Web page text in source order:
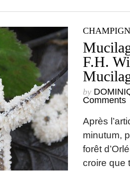
F.H.
by
Comments
Après
minutum,
forêt
croire que